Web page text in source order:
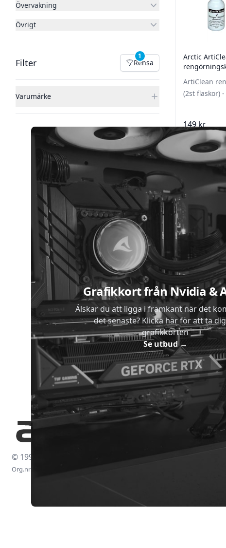
Övervakning
Övrigt
Filter
Filter Rensa filter
Rensa
1
Varumärke
Arctic
ArtiClean
(2st flaskor)
149 kr
Lägg i
Grafikkort från Nvidia &
Älskar du att ligga i framkant när det
det senaste? Klicka här för att ta
grafikkorten
Se utbud→
© 1997-2026
Org.nr: 556438-4260